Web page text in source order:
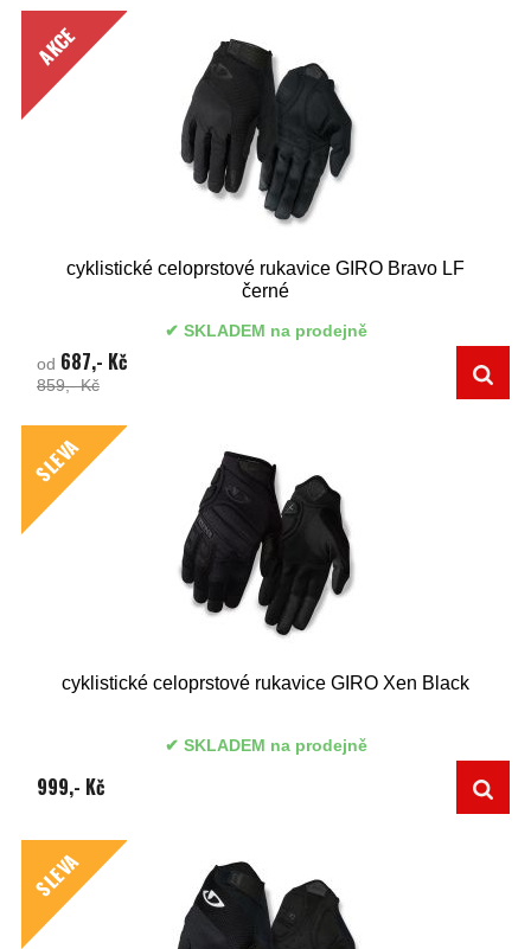
AKCE
cyklistické celoprstové rukavice GIRO Bravo LF
černé
SKLADEM na prodejně
od 687,- Kč
859,- Kč
SLEVA
cyklistické celoprstové rukavice GIRO Xen Black
SKLADEM na prodejně
999,- Kč
SLEVA